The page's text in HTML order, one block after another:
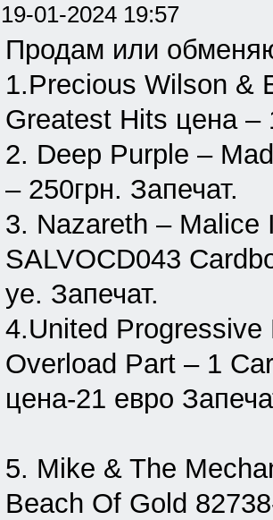
19-01-2024 19:57
Продам или
1.Precious Wilson &
Greatest Hits цена –
2. Deep Purple –
– 250грн. Запечат.
3. Nazareth – Malice
SALVOCD043
уе. Запечат.
4.United
Overload Part – 1
цена-21 евро
5. Mike & The
Beach Of Gold